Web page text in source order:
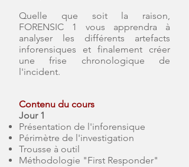
Quelle que soit la raison,
FORENSIC 1 vous apprendra à
analyser les différents artefacts
inforensiques et finalement créer
une frise chronologique de
l'incident.
Contenu du cours
Jour 1
Présentation de l'inforensique
Périmètre de l'investigation
Trousse à outil
Méthodologie "First Responder"